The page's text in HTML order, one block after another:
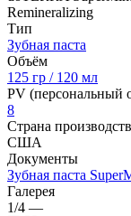
Remineralizing
Тип
Зубная паста
Объём
125 гр / 120 мл
PV (персональный
8
Страна
США
Документы
Зубная паста
Галерея
1/4 —